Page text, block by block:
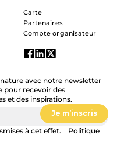
Carte
Partenaires
Compte organisateur
avec notre newsletter
pour recevoir des
et des inspirations.
à cet effet.
Politique